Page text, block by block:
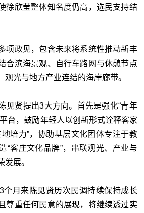
徐欣莹整体知名度仍高，选民支持结
项政见，包含未来将系统性推动新丰
合滨海景观、自行车路网与休憩节点
观光与地方产业连结的海岸廊带。
见贤提出3大方向。首先是强化“青年
台，鼓励年轻人以创新形式诠释客家
培力”，协助基层文化团体专注于教
“客庄文化品牌”，串联观光、产业与
发展。
个月来陈见贤历次民调持续保持成长
尊重任何民意的展现，将继续透过实